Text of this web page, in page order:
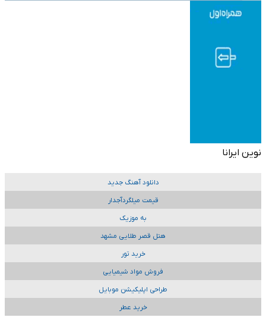
نوین ایرانا
دانلود آهنگ جدید
قیمت میلگردآجدار
به موزیک
هتل قصر طلایی مشهد
خرید تور
فروش مواد شیمیایی
طراحی اپلیکیشن موبایل
خرید عطر